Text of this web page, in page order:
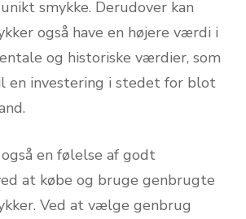
smykke. Derudover kan
også have en højere værdi i
og historiske værdier, som
en investering i stedet for blot
en følelse af godt
at købe og bruge genbrugte
Ved at vælge genbrug